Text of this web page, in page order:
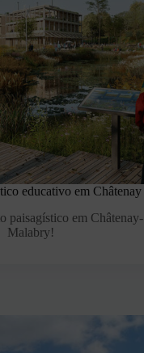
educativo em Châtenay
paisagístico em Châtenay-
Malabry!